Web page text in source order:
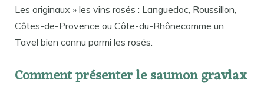
Les originaux » les vins rosés : Languedoc, Roussillon,
Côtes-de-Provence ou Côte-du-Rhônecomme un
Tavel bien connu parmi les rosés.
Comment présenter le saumon gravlax